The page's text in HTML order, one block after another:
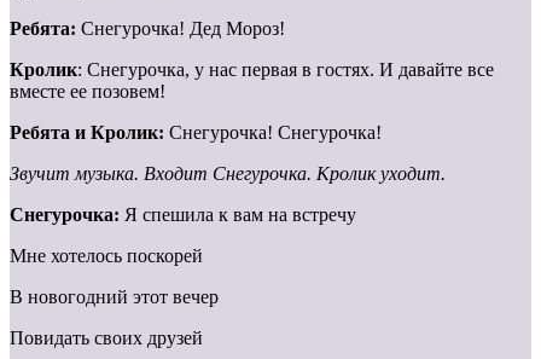
Ребята: Снегурочка! Дед Мороз!
Кролик: Снегурочка, у нас первая в гостях. И давайте все
вместе ее позовем!
Ребята и Кролик: Снегурочка! Снегурочка!
Звучит музыка. Входит Снегурочка. Кролик уходит.
Снегурочка: Я спешила к вам на встречу
Мне хотелось поскорей
В новогодний этот вечер
Повидать своих друзей